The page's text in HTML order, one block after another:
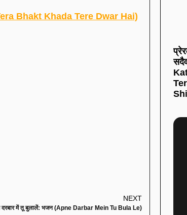
Tera Bhakt Khada Tere Dwar Hai)
NEXT
में तू बुलालें: भजन (Apne Darbar Mein Tu Bula Le)